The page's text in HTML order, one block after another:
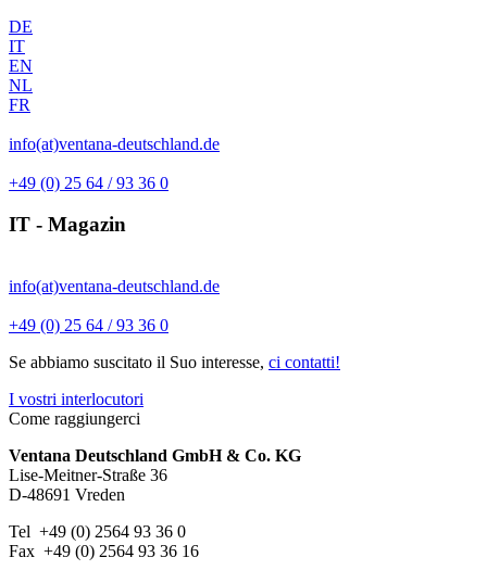
DE
IT
EN
NL
FR
info(at)ventana-deutschland.de
+49 (0) 25 64 / 93 36 0
IT - Magazin
info(at)ventana-deutschland.de
+49 (0) 25 64 / 93 36 0
Se abbiamo suscitato il Suo interesse, ci contatti!
I vostri interlocutori
Come raggiungerci
Ventana Deutschland GmbH & Co. KG
Lise-Meitner-Straße 36
D-48691 Vreden
Tel +49 (0) 2564 93 36 0
Fax +49 (0) 2564 93 36 16